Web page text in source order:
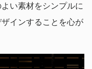
い素材をシンプルに
インすることを心が